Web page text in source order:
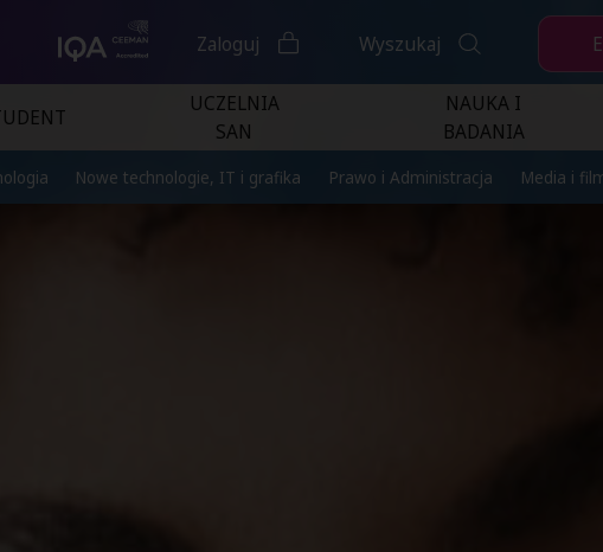
Zaloguj Wyszukaj
UCZELNIA
SAN
NAUKA I
BADANIA
Nowe technologie, IT i grafika Prawo i Administracja Media i